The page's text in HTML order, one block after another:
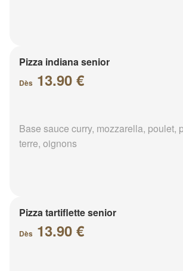
Pizza indiana senior
Dès 13.90 €
Base sauce curry, mozzarella, poulet,
terre, oignons
Pizza tartiflette senior
Dès 13.90 €